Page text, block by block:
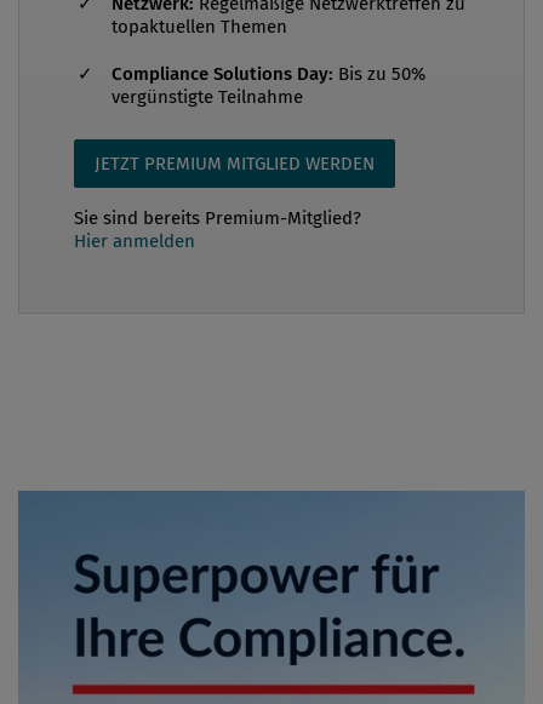
topaktuellen Themen
Compliance Solutions Day: Bis zu 50%
vergünstigte Teilnahme
JETZT PREMIUM MITGLIED WERDEN
Sie sind bereits Premium-Mitglied?
Hier anmelden